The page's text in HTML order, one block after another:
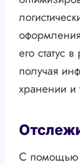
его статус
получая
хранении и
С помощью